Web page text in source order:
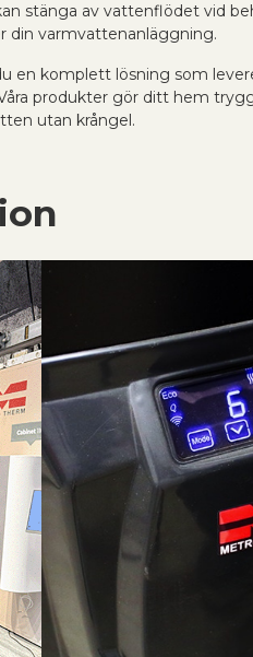
stänga av vattenflödet vid
din varmvattenanläggning.
en komplett lösning som
produkter gör ditt hem
utan krångel.